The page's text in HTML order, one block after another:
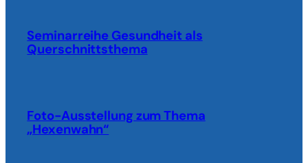
Seminarreihe Gesundheit als
Querschnittsthema
Foto-Ausstellung zum Thema
„Hexenwahn“